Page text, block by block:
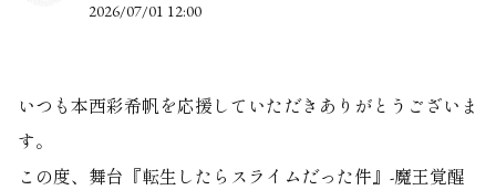
2026/07/01 12:00
いつも本西彩希帆を応援していただきありがとうございま
す。
この度、舞台『転生したらスライムだった件』-魔王覚醒